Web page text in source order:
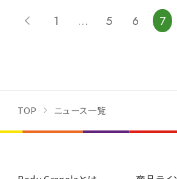
1 … 5 6 7
TOP ニュース一覧